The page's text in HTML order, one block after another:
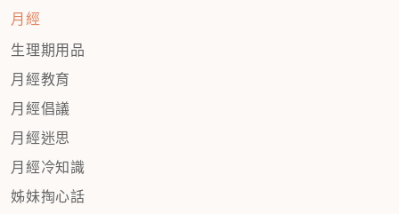
月經
生理期用品
月經教育
月經倡議
月經迷思
月經冷知識
姊妹掏心話